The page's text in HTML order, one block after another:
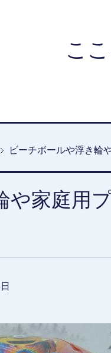
こ
ビーチボールや浮き輪
や家庭用